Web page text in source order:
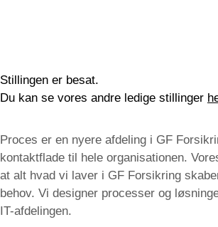
Stillingen er besat.
Du kan se vores andre ledige stillinger
Proces er en nyere afdeling i GF
kontaktflade til hele organisationen.
at alt hvad vi laver i GF Forsikring
behov. Vi designer processer og
IT-afdelingen.